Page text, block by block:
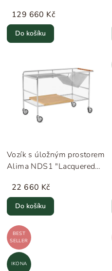
129 660 Kč
Do košíku
Vozík s úložným prostorem
Alima NDS1 "Lacquered
22 660 Kč
Do košíku
BEST
SELLER
IKONA